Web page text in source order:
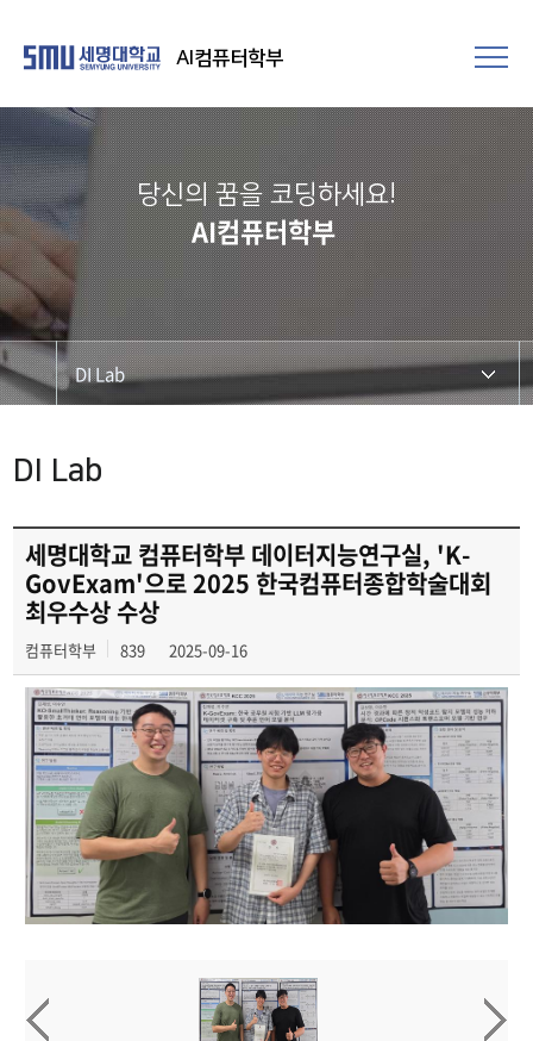
AI컴퓨터학부
당신의 꿈을 코딩하세요!
AI컴퓨터학부
DI Lab
ICES Lab (Inteligent Computing Embedded System)
DI Lab
세명대학교 컴퓨터학부 데이터지능연구실, 'K-
GovExam'으로 2025 한국컴퓨터종합학술대회
최우수상 수상
컴퓨터학부 839 2025-09-16